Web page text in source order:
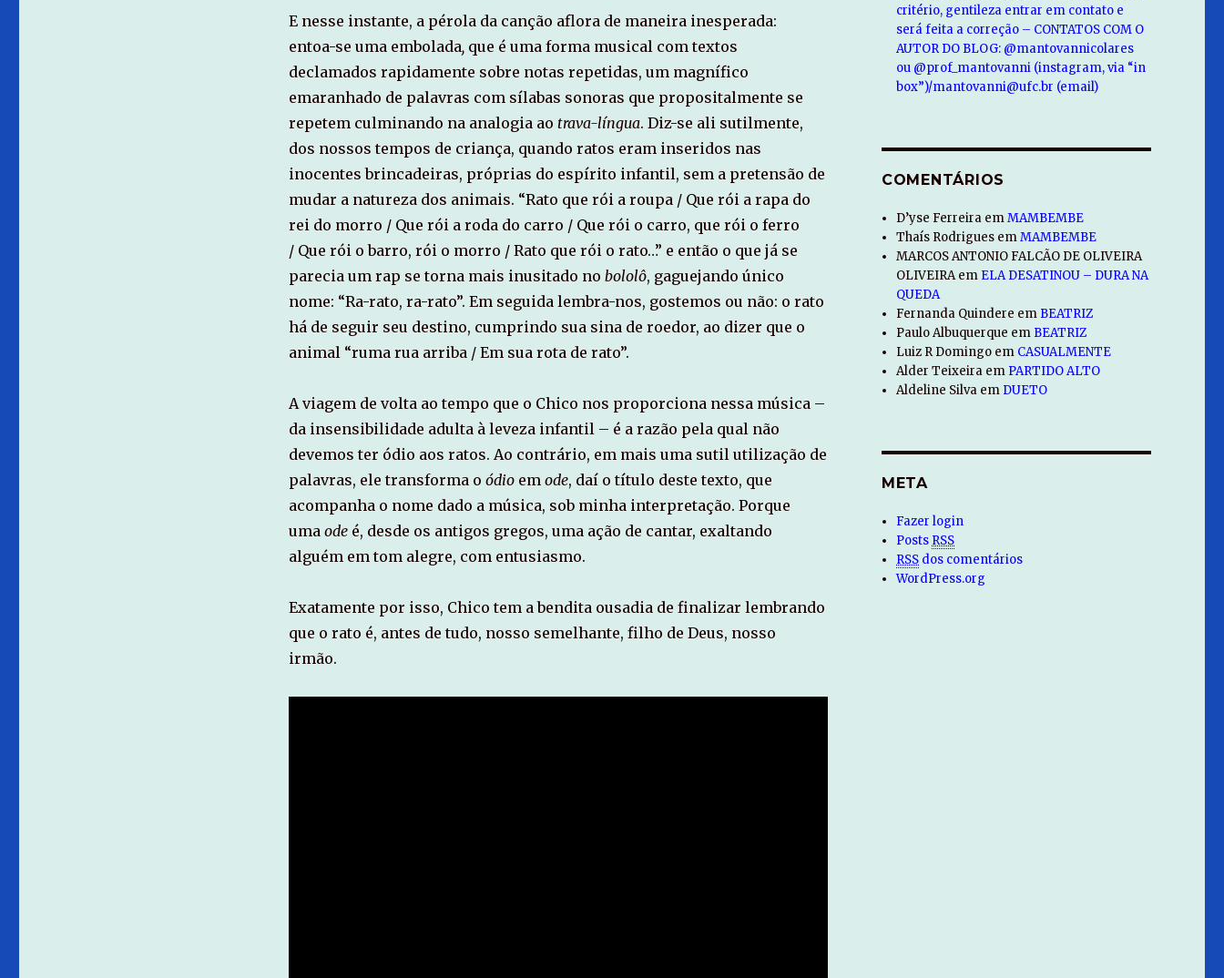
E nesse instante, a pérola da canção aflora de maneira inesperada:
entoa-se uma embolada, que é uma forma musical com textos
declamados rapidamente sobre notas repetidas, um magnífico
emaranhado de palavras com sílabas sonoras que propositalmente se
repetem culminando na analogia ao trava-língua. Diz-se ali sutilmente,
dos nossos tempos de criança, quando ratos eram inseridos nas
inocentes brincadeiras, próprias do espírito infantil, sem a pretensão de
mudar a natureza dos animais. “Rato que rói a roupa / Que rói a rapa do
rei do morro / Que rói a roda do carro / Que rói o carro, que rói o ferro
/ Que rói o barro, rói o morro / Rato que rói o rato…” e então o que já se
parecia um rap se torna mais inusitado no bololô, gaguejando único
nome: “Ra-rato, ra-rato”. Em seguida lembra-nos, gostemos ou não: o rato
há de seguir seu destino, cumprindo sua sina de roedor, ao dizer que o
animal “ruma rua arriba / Em sua rota de rato”.
A viagem de volta ao tempo que o Chico nos proporciona nessa música –
da insensibilidade adulta à leveza infantil – é a razão pela qual não
devemos ter ódio aos ratos. Ao contrário, em mais uma sutil utilização de
palavras, ele transforma o ódioem ode, daí o título deste texto, que
acompanha o nome dado a música, sob minha interpretação. Porque
uma odeé, desde os antigos gregos, uma ação de cantar, exaltando
alguém em tom alegre, com entusiasmo.
Exatamente por isso, Chico tem a bendita ousadia de finalizar lembrando
que o rato é, antes de tudo, nosso semelhante, filho de Deus, nosso
irmão.
critério, gentileza entrar em contato e
será feita a correção – CONTATOS COM O
AUTOR DO BLOG: @mantovannicolares
ou @prof_mantovanni (instagram, via “in
box”)/mantovanni@ufc.br (email)
COMENTÁRIOS
D’yse Ferreira emMAMBEMBE
Thaís Rodrigues emMAMBEMBE
MARCOS ANTONIO FALCÃO DE OLIVEIRA
OLIVEIRAem ELA DESATINOU – DURA NA
QUEDA
Fernanda Quindere em BEATRIZ
Paulo Albuquerque em BEATRIZ
Luiz R Domingo em CASUALMENTE
Alder Teixeira em PARTIDO ALTO
Aldeline Silva em DUETO
META
Fazer login
Posts RSS
RSS dos comentários
WordPress.org